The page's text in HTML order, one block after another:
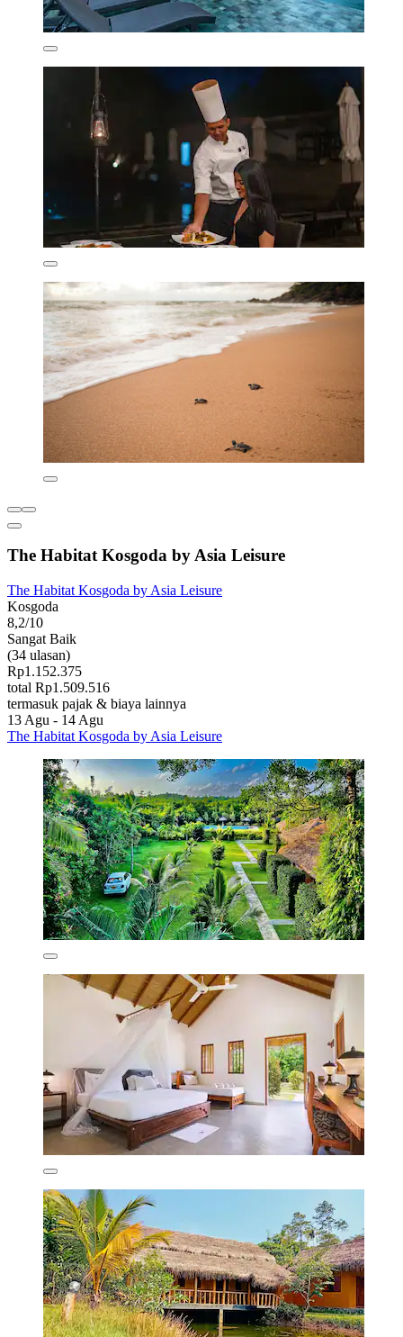
The Habitat Kosgoda by Asia Leisure
The Habitat Kosgoda by Asia Leisure
Kosgoda
8,2/10
Sangat Baik
(34 ulasan)
Rp1.152.375
total Rp1.509.516
termasuk pajak & biaya lainnya
13 Agu - 14 Agu
The Habitat Kosgoda by Asia Leisure